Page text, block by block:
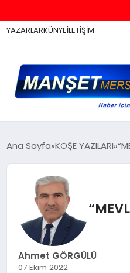
YAZARLARKÜNYEİLETİŞİM
ASAYİŞ
EĞİTİM
EKONOMİ
Ana Sayfa KÖŞE YAZILARI
Ahmet GÖRGÜLÜ
07 Ekim 2022